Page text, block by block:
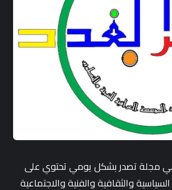
مجلة تصدر بشكل يومي تحتوي على
والثقافية والفنية والاجتماعية